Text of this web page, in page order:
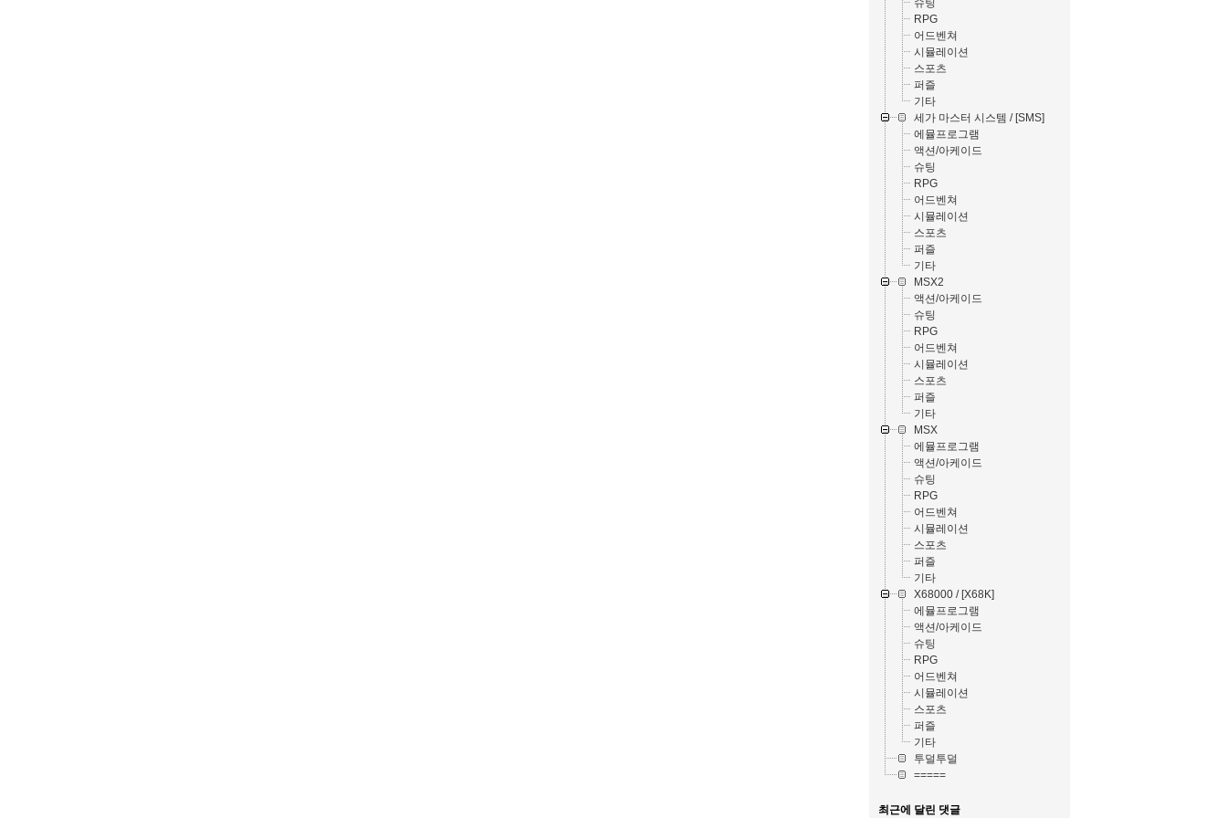
RPG
어드벤쳐
시뮬레이션
스포츠
퍼즐
기타
세가 마스터 시스템 / [SMS]
에뮬프로그램
액션/아케이드
슈팅
RPG
어드벤쳐
시뮬레이션
스포츠
퍼즐
기타
MSX2
액션/아케이드
슈팅
RPG
어드벤쳐
시뮬레이션
스포츠
퍼즐
기타
MSX
에뮬프로그램
액션/아케이드
슈팅
RPG
어드벤쳐
시뮬레이션
스포츠
퍼즐
기타
X68000 / [X68K]
에뮬프로그램
액션/아케이드
슈팅
RPG
어드벤쳐
시뮬레이션
스포츠
퍼즐
기타
투덜투덜
=====
최근에 달린 댓글